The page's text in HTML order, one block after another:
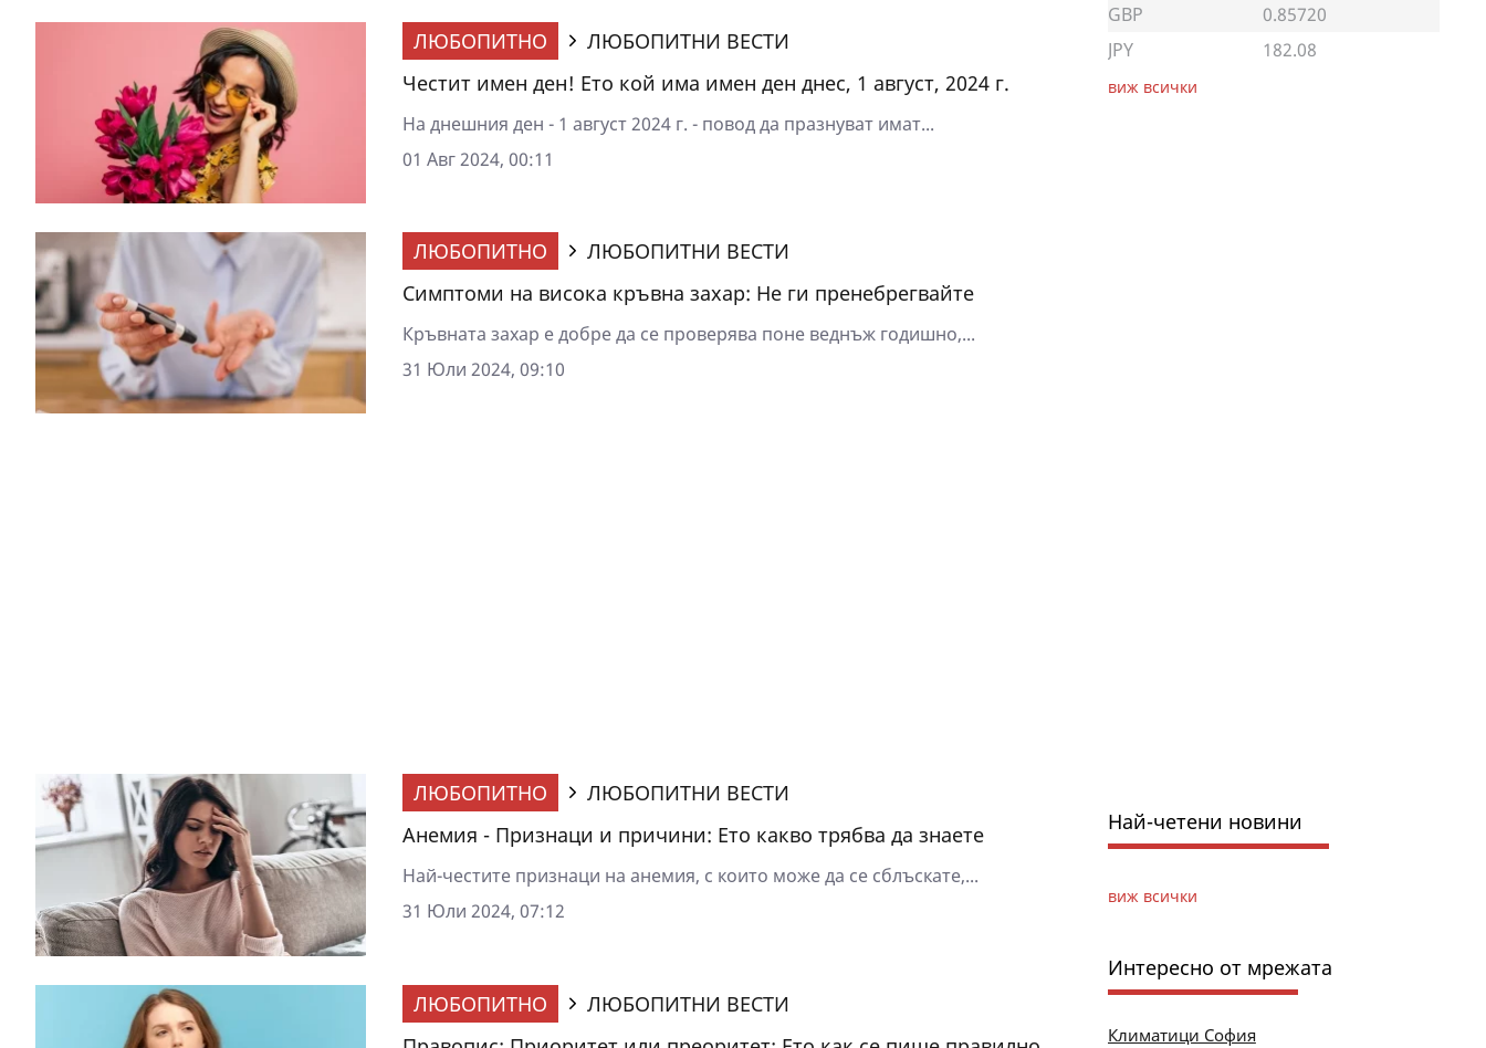
ЛЮБОПИТНО
ЛЮБОПИТНИ ВЕСТИ
Честит имен ден! Ето кой има имен ден днес, 1 август, 2024 г.
На днешния ден - 1 август 2024 г. - повод да празнуват имат...
01 Авг 2024, 00:11
ЛЮБОПИТНО
ЛЮБОПИТНИ ВЕСТИ
Симптоми на висока кръвна захар: Не ги пренебрегвайте
Кръвната захар е добре да се проверява поне веднъж годишно,...
31 Юли 2024, 09:10
ЛЮБОПИТНО
ЛЮБОПИТНИ ВЕСТИ
Анемия - Признаци и причини: Ето какво трябва да знаете
Най-честите признаци на анемия, с които може да се сблъскате,...
31 Юли 2024, 07:12
ЛЮБОПИТНО
ЛЮБОПИТНИ ВЕСТИ
GBP
0.85720
JPY
182.08
виж всички
Най-четени новини
виж всички
Интересно от мрежата
Климатици София